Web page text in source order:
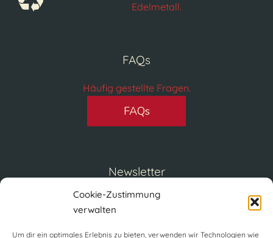
Cookie-Zustimmung
verwalten
Um dir ein optimales Erlebnis zu bieten, verwenden wir Technologien wie
Edelmetall.
FAQs
Häufig gestellte Fragen.
FAQs
Newsletter
Tragen Sie sich bei unserem Newsletter ein.